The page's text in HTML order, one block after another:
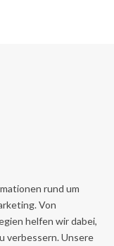
rund um
Von
helfen wir dabei,
verbessern. Unsere